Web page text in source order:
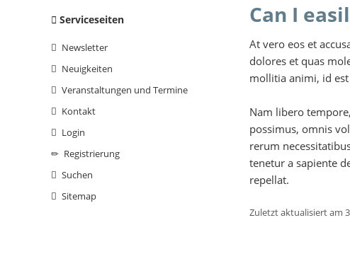
Can I
At vero eos et
dolores et quas
mollitia animi, id
Nam libero
possimus, omnis
rerum
tenetur a sapiente
repellat.
Zuletzt aktualisiert am
Navigation
Serviceseiten
Newsletter
Neuigkeiten
Veranstaltungen und Termine
Kontakt
Login
Registrierung
Suchen
Sitemap